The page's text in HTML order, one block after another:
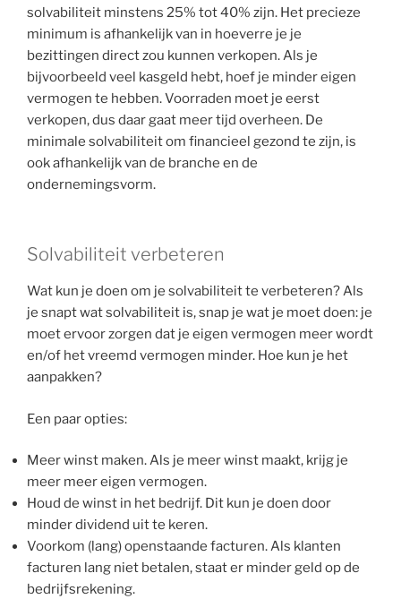
solvabiliteit minstens 25% tot 40% zijn. Het precieze
minimum is afhankelijk van in hoeverre je je
bezittingen direct zou kunnen verkopen. Als je
bijvoorbeeld veel kasgeld hebt, hoef je minder eigen
vermogen te hebben. Voorraden moet je eerst
verkopen, dus daar gaat meer tijd overheen. De
minimale solvabiliteit om financieel gezond te zijn, is
ook afhankelijk van de branche en de
ondernemingsvorm.
Solvabiliteit verbeteren
Wat kun je doen om je solvabiliteit te verbeteren? Als
je snapt wat solvabiliteit is, snap je wat je moet doen: je
moet ervoor zorgen dat je eigen vermogen meer wordt
en/of het vreemd vermogen minder. Hoe kun je het
aanpakken?
Een paar opties:
Meer winst maken. Als je meer winst maakt, krijg je
meer meer eigen vermogen.
Houd de winst in het bedrijf. Dit kun je doen door
minder dividend uit te keren.
Voorkom (lang) openstaande facturen. Als klanten
facturen lang niet betalen, staat er minder geld op de
bedrijfsrekening.